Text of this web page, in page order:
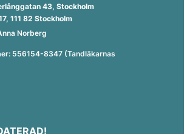
43, Stockholm
111 82 Stockholm
Norberg
556154-8347 (Tandläkarnas